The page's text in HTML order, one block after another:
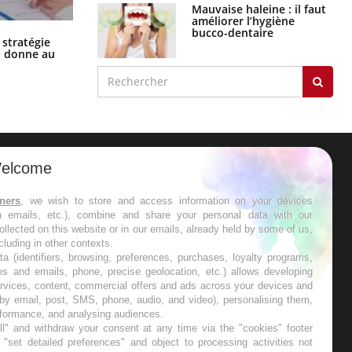
stratégie
donne au
Chikungunya, dengue, West Nile :
que se passe-t-il dans le sud de la
France ?
Mauvaise haleine : il faut
améliorer l’hygiène
bucco-dentaire
les semaines les meilleures
, we wish to store and access information on your devices
emails, etc.), combine and share your personal data with our
on this website or in our emails, already held by some of us,
in other contexts.
(identifiers, browsing, preferences, purchases, loyalty programs,
and emails, phone, precise geolocation, etc.) allows developing
content, commercial offers and ads across your devices and
email, post, SMS, phone, audio, and video), personalising them,
and analysing audiences.
and withdraw your consent at any time via the "cookies" footer
detailed preferences" and object to processing activities not